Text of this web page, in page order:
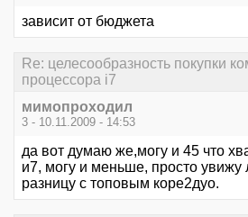
зависит от бюджета
Re: целесообразность покупки
процессора i7
мимопроходил
3 - 10.11.2009 - 14:53
да вот думаю же,могу и 45 что
и7, могу и меньше, просто увижу
разницу с топовым коре2дуо.